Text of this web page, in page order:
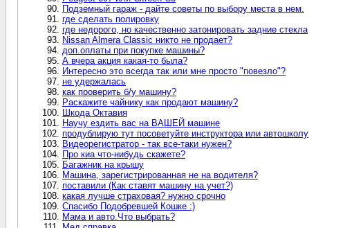
Подземный гараж - дайте советы по выбору места в нем.
где сделать полировку
где недорого, но качественно затонировать задние стекла
Nissan Almera Classic никто не продает?
доп.оплаты при покупке машины?
А вчера акция какая-то была?
Интересно это всегда так или мне просто "повезло"?
не удержалась
как проверить б/у машину?
Раскажите чайнику как продают машину?
Шкода Октавия
Научу ездить вас на ВАШЕЙ машине
продублирую тут посоветуйте инструктора или автошколу
Видеорегистратор - так все-таки нужен?
Про киа что-нибудь скажете?
Багажник на крышу
Машина, зарегистрированная не на водителя?
поставили (Как ставят машину на учет?)
какая лучше страховая? нужно срочно
Спасибо Подобревшей Кошке :)
Мама и авто.Что выбрать?